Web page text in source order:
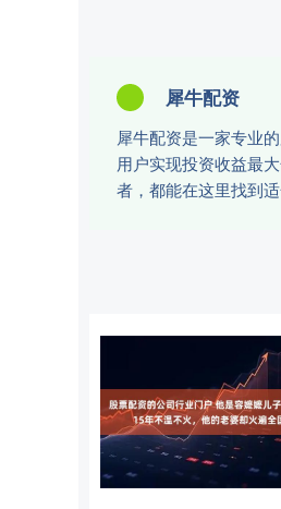
犀牛配资
犀牛配资是一家专业
用户实现投资收益最
者，都能在这里找到